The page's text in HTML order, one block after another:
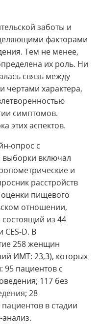
заботы и
факторами
Тем не менее,
их роль. Ни
связь между
чертами характера,
симптомов.
этих аспектов.
опрос с
выборки включал
и
расстройств
пищевого
отношении,
из 44
CES-D. В
258 женщин
ИМТ: 23,3), которых
95 пациентов с
117 без
28
в стадии